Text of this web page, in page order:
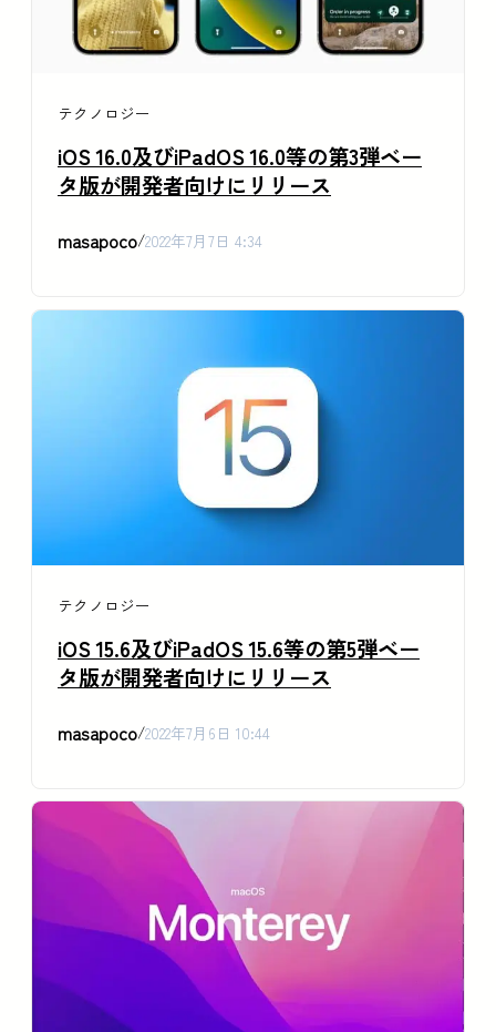
テクノロジー
iOS 16.0及びiPadOS 16.0等の第3弾ベー
タ版が開発者向けにリリース
masapoco/2022年7月7日 4:34
テクノロジー
iOS 15.6及びiPadOS 15.6等の第5弾ベー
タ版が開発者向けにリリース
masapoco/2022年7月6日 10:44